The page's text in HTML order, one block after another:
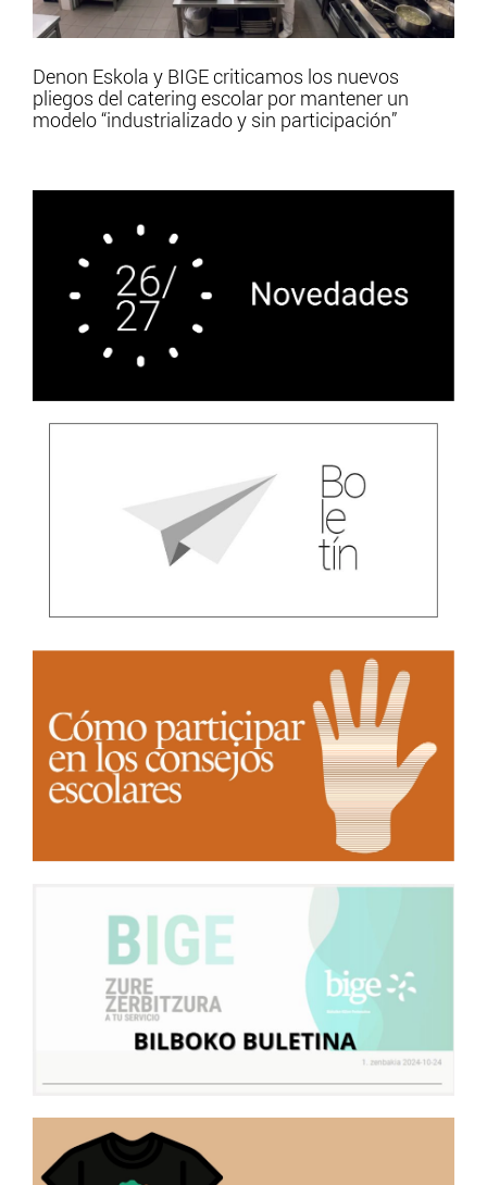
Denon Eskola y BIGE criticamos los nuevos
pliegos del catering escolar por mantener un
modelo “industrializado y sin participación”